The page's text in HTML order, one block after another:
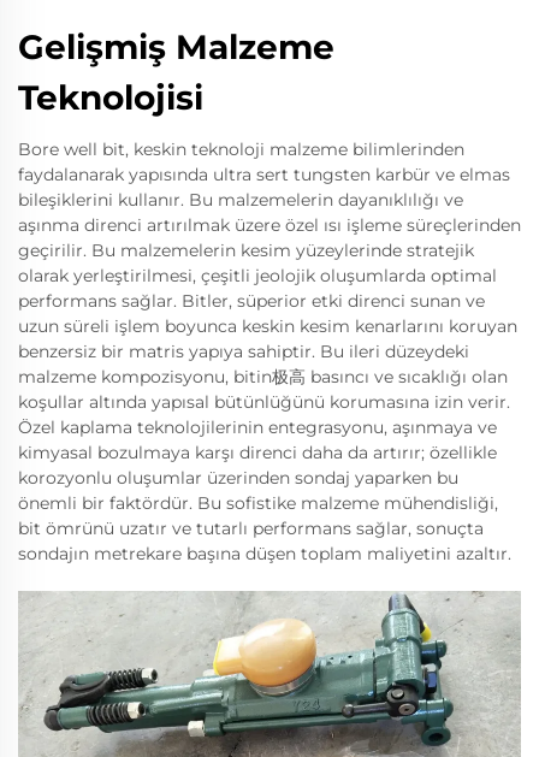
Gelişmiş Malzeme
Teknolojisi
Bore well bit, keskin teknoloji malzeme bilimlerinden
faydalanarak yapısında ultra sert tungsten karbür ve elmas
bileşiklerini kullanır. Bu malzemelerin dayanıklılığı ve
aşınma direnci artırılmak üzere özel ısı işleme süreçlerinden
geçirilir. Bu malzemelerin kesim yüzeylerinde stratejik
olarak yerleştirilmesi, çeşitli jeolojik oluşumlarda optimal
performans sağlar. Bitler, süperior etki direnci sunan ve
uzun süreli işlem boyunca keskin kesim kenarlarını koruyan
benzersiz bir matris yapıya sahiptir. Bu ileri düzeydeki
malzeme kompozisyonu, bitin极高 basıncı ve sıcaklığı olan
koşullar altında yapısal bütünlüğünü korumasına izin verir.
Özel kaplama teknolojilerinin entegrasyonu, aşınmaya ve
kimyasal bozulmaya karşı direnci daha da artırır; özellikle
korozyonlu oluşumlar üzerinden sondaj yaparken bu
önemli bir faktördür. Bu sofistike malzeme mühendisliği,
bit ömrünü uzatır ve tutarlı performans sağlar, sonuçta
sondajın metrekare başına düşen toplam maliyetini azaltır.